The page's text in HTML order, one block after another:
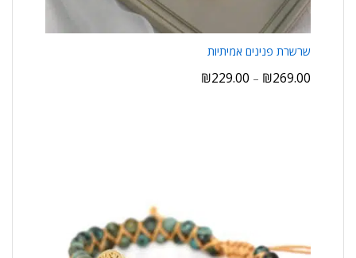
שרשרת פנינים אמיתיות
₪229.00 – ₪269.00